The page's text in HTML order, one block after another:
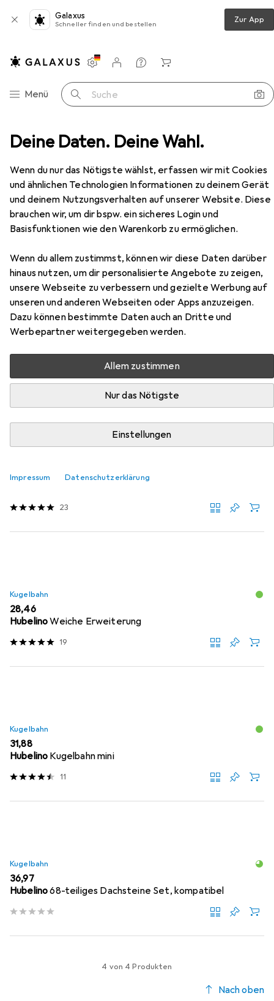
Deine Daten. Deine Wahl.
Wenn du nur das Nötigste wählst, erfassen wir mit Cookies
und ähnlichen Technologien Informationen zu deinem Gerät
und deinem Nutzungsverhalten auf unserer Website. Diese
brauchen wir, um dir bspw. ein sicheres Login und
Basisfunktionen wie den Warenkorb zu ermöglichen.
Wenn du allem zustimmst, können wir diese Daten darüber
hinaus nutzen, um dir personalisierte Angebote zu zeigen,
unsere Webseite zu verbessern und gezielte Werbung auf
unseren und anderen Webseiten oder Apps anzuzeigen.
Dazu können bestimmte Daten auch an Dritte und
Werbepartner weitergegeben werden.
Allem zustimmen
Nur das Nötigste
Einstellungen
Impressum Datenschutzerklärung
Galaxus
Schneller finden und bestellen Zur App
Navigation nach Kategorien
Menü Suche
Einstellungen
Kundenkonto
Vergleichslisten
Merklisten
Warenkorb
Hubelino 124-teiliges Dachsteine Set, kompatibel
Hubelino124-teiliges Dachsteine Set,
kompatibel
Zubehör für Hubelino 124-teiliges
Dachsteine Set, kompatibel
Hier findest du passendes Zubehör zum Produkt Hubelino
Relevanz
Produktliste
EUR
31,88
23
Kugelbahn
EUR
28,46
HubelinoWeiche Erweiterung
19
Kugelbahn
EUR
31,88
Hubelino Kugelbahn mini
11
Kugelbahn
EUR
36,97
Hubelino68-teiliges Dachsteine Set, kompatibel
4 von 4 Produkten
Nach oben